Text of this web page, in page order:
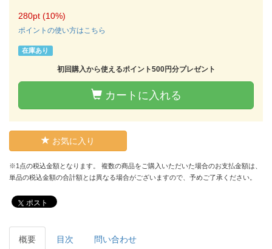
280pt (10%)
ポイントの使い方はこちら
在庫あり
初回購入から使えるポイント500円分プレゼント
カートに入れる
お気に入り
※1点の税込金額となります。 複数の商品をご購入いただいた場合のお支払金額は、
単品の税込金額の合計額とは異なる場合がございますので、予めご了承ください。
ポスト
概要 目次 問い合わせ